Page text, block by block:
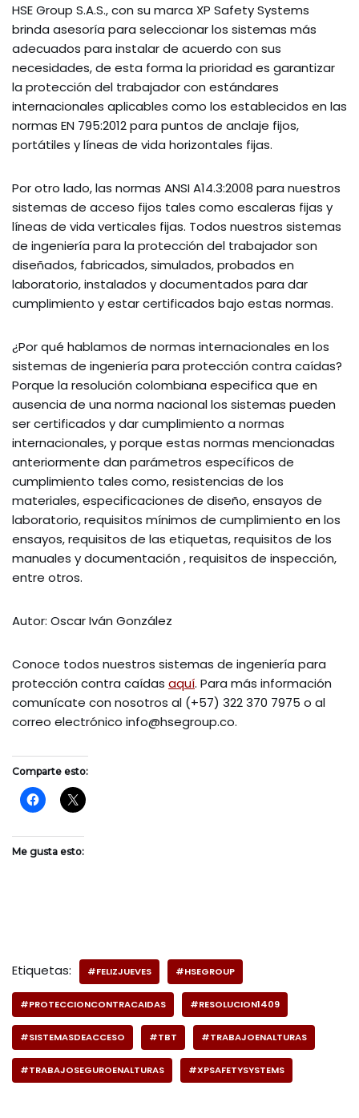
HSE Group S.A.S., con su marca XP Safety Systems
brinda asesoría para seleccionar los sistemas más
adecuados para instalar de acuerdo con sus
necesidades, de esta forma la prioridad es garantizar
la protección del trabajador con estándares
internacionales aplicables como los establecidos en las
normas EN 795:2012 para puntos de anclaje fijos,
portátiles y líneas de vida horizontales fijas.
Por otro lado, las normas ANSI A14.3:2008 para nuestros
sistemas de acceso fijos tales como escaleras fijas y
líneas de vida verticales fijas. Todos nuestros sistemas
de ingeniería para la protección del trabajador son
diseñados, fabricados, simulados, probados en
laboratorio, instalados y documentados para dar
cumplimiento y estar certificados bajo estas normas.
¿Por qué hablamos de normas internacionales en los
sistemas de ingeniería para protección contra caídas?
Porque la resolución colombiana especifica que en
ausencia de una norma nacional los sistemas pueden
ser certificados y dar cumplimiento a normas
internacionales, y porque estas normas mencionadas
anteriormente dan parámetros específicos de
cumplimiento tales como, resistencias de los
materiales, especificaciones de diseño, ensayos de
laboratorio, requisitos mínimos de cumplimiento en los
ensayos, requisitos de las etiquetas, requisitos de los
manuales y documentación , requisitos de inspección,
entre otros.
Autor: Oscar Iván González
Conoce todos nuestros sistemas de ingeniería para
protección contra caídas aquí. Para más información
comunícate con nosotros al (+57) 322 370 7975 o al
correo electrónico info@hsegroup.co.
Comparte esto:
Me gusta esto:
Etiquetas: #FELIZJUEVES #HSEGROUP
#PROTECCIONCONTRACAIDAS #RESOLUCION1409
#SISTEMASDEACCESO #TBT #TRABAJOENALTURAS
#TRABAJOSEGUROENALTURAS #XPSAFETYSYSTEMS